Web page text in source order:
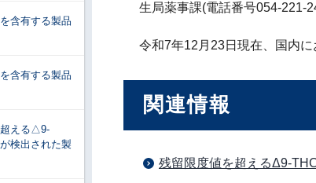
生局薬事課(電話番号054-221-
令和7年12月23日現在、国内
関連情報
残留限度値を超えるΔ9-
含有する製品
含有する製品
える△9-
検出された製